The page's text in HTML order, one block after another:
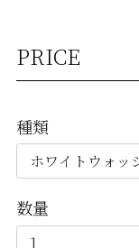
PRICE
種類
数量